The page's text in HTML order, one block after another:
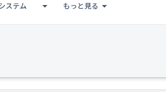
ステム もっと見る